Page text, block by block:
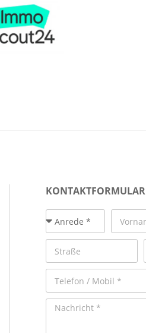
KONTAKTFORMULAR